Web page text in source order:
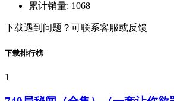
累计销量: 1068
下载遇到问题？可联系客服或反馈
下载排行榜
1